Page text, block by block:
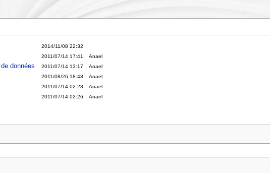
2014/11/08 22:32
2011/07/14 17:41 Anael
données 2011/07/14 13:17 Anael
2011/08/26 18:48 Anael
2011/07/14 02:28 Anael
2011/07/14 02:26 Anael